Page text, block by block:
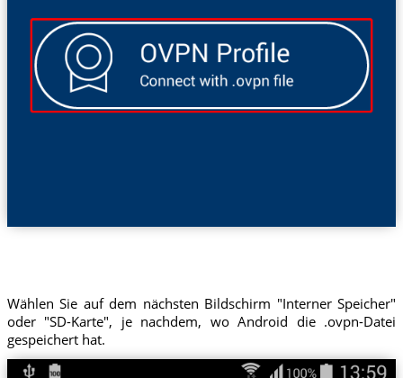
Wählen Sie auf dem nächsten Bildschirm "Interner Speicher"
oder "SD-Karte", je nachdem, wo Android die .ovpn-Datei
gespeichert hat.